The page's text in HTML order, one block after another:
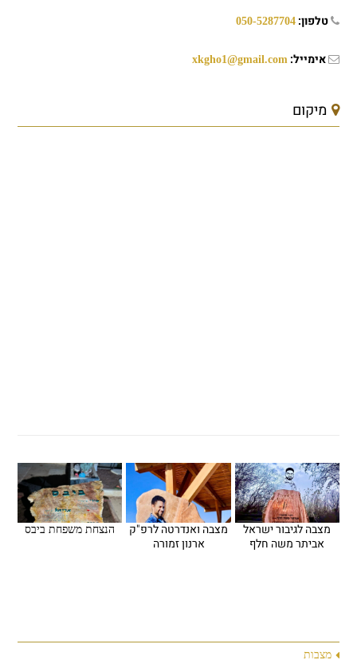
מצבות
טלפון:050-5287704
אימייל: xkgho1@gmail.com
מיקום
הנצחת משפחת ביבס
מצבה ואנדרטה לרפ"ק
ארנון זמורה
מצבה לגיבור ישראל
אביתר משה חלף